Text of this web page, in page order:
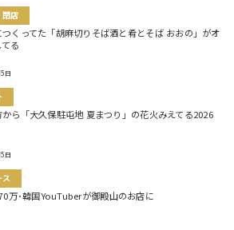
閉店
くってた「胡麻切りそば酒と肴とそば おおの」がオ
る
日
から「大久保駐屯地 夏まつり」の花火みえてる2026
日
ス
万･韓国YouTuberが御殿山のお店に